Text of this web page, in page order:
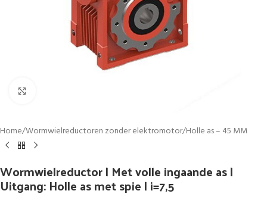
Home/Wormwielreductoren zonder elektromotor/Holle as – 45 MM
Wormwielreductor | Met volle ingaande as |
Uitgang: Holle as met spie | i=7,5